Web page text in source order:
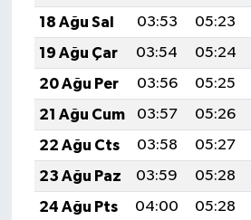
18 Ağu Sal
03:53 05:23
19 Ağu Çar
03:54 05:24
20 Ağu Per
03:56 05:25
21 Ağu Cum
03:57 05:26
22 Ağu Cts
03:58 05:27
23 Ağu Paz
03:59 05:28
24 Ağu Pts
04:00 05:28